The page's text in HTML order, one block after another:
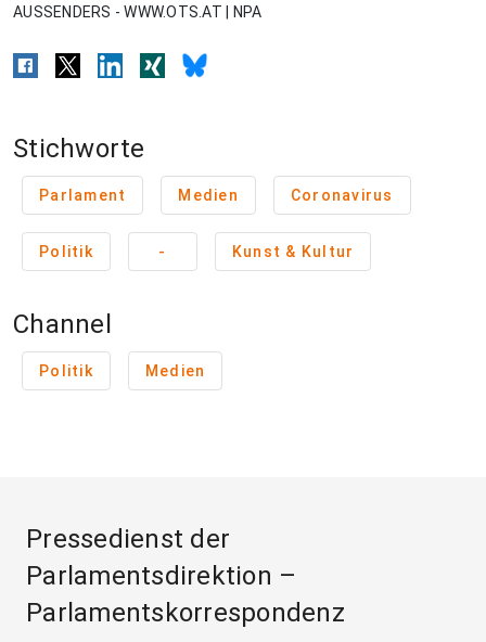
AUSSENDERS - WWW.OTS.AT | NPA
Stichworte
Parlament Medien Coronavirus
Politik - Kunst & Kultur
Channel
Politik Medien
Pressedienst der
Parlamentsdirektion –
Parlamentskorrespondenz